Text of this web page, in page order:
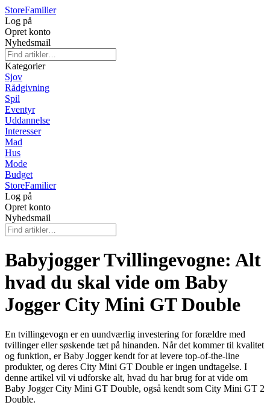
StoreFamilier
Log på
Opret konto
Nyhedsmail
Kategorier
Sjov
Rådgivning
Spil
Eventyr
Uddannelse
Interesser
Mad
Hus
Mode
Budget
StoreFamilier
Log på
Opret konto
Nyhedsmail
Babyjogger Tvillingevogne: Alt
hvad du skal vide om Baby
Jogger City Mini GT Double
En tvillingevogn er en uundværlig investering for forældre med
tvillinger eller søskende tæt på hinanden. Når det kommer til kvalitet
og funktion, er Baby Jogger kendt for at levere top-of-the-line
produkter, og deres City Mini GT Double er ingen undtagelse. I
denne artikel vil vi udforske alt, hvad du har brug for at vide om
Baby Jogger City Mini GT Double, også kendt som City Mini GT 2
Double.